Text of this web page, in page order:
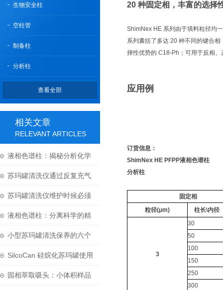
生物安全柱
空柱管
制备柱
分析柱
查看全部
相关文章
RELEVANT ARTICLES
液相色谱柱：揭秘分析化学
中的“神奇工具”
苏玛罐清洗仪通过反复充气
和抽气来工作
苏玛罐清洗仪维护时候必须
注意的三个要点
液相色谱柱：分离科学的精
密引擎
小型苏玛罐清洗保养的六个
步骤
SilcoCan 硅烷化苏玛罐使用
专有电抛光技术和超声工艺
固相萃取吸头：小体积样品
20 种固定相，丰富的选择
ShimNex HE 系列由于填料粒径均
系列囊括了多达 20 种不同的键合
择性优势的 C18-Ph；可用于反相
应用例
订货信息：
ShimNex HE PFPP液相色谱柱
分析柱
固定相
粒径(μm)
柱长\内径
3
30
50
100
150
250
300